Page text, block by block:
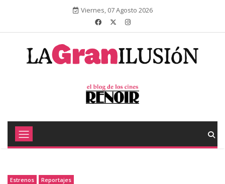
Viernes, 07 Agosto 2026
Estrenos Reportajes